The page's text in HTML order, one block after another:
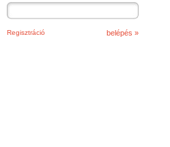
Regisztráció